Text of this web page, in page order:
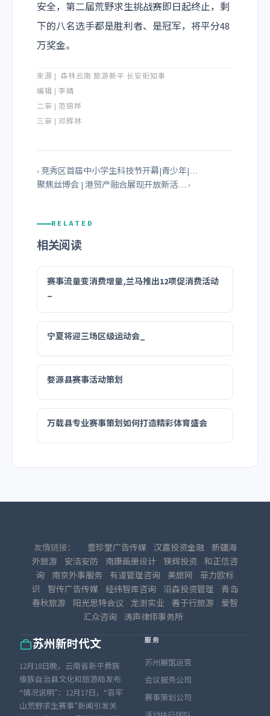
安全，第二届荒野求生挑战赛即日起终止，剩
下的八名选手都是胜利者、是冠军，将平分48
万奖金。
来源 | 森林云南 旅游新平 长安街知事
编辑 | 李婧
二审 | 范锦桦
三审 | 邓辉林
‹ 竞秀区首届中小学生科技节开幕|青少年|…
聚焦丝博会 | 港贸产融合展现开放新活… ›
RELATED
相关阅读
赛事流量变消费增量,兰马推出12项促消费活动
_
宁夏将迎三场区级运动会_
婺源县赛事活动策划
万载县专业赛事策划如何打造精彩体育盛会
友情链接： 壹珍堂广告传媒 汉嘉投资金融
新疆海
外旅游
安洁安防 南康画册设计 镁辉投资 和正信咨
询
南京外事服务 有道管理咨询 美旅网
菲力欧标
识
智传广告传媒 经纬智库咨询 沿森投资管理
青岛
春秋旅游
阳光思特会议 龙澍实业 善于行旅游
爱智
汇众咨询 涛声律师事务所
苏州新时代文
12月18日晚，云南省新平彝族
傣族自治县文化和旅游局发布
“情况说明”：12月17日，“哀牢
山荒野求生赛事”新闻引发关
服务
苏州展馆运营
会议服务公司
赛事策划公司